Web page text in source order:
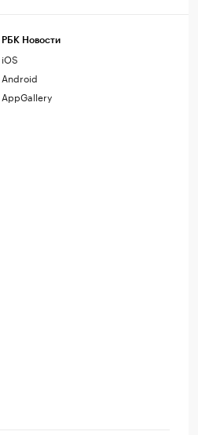
РБК Новости
iOS
Android
AppGallery